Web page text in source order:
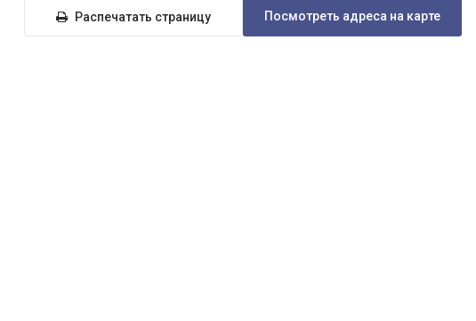
Распечатать страницу Посмотреть адреса на карте